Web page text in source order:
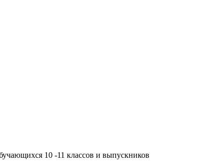
10 -11 классов и выпускников